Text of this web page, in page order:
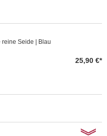
reine Seide | Blau
25,90 €*